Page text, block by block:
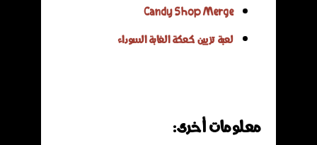
Candy Shop Merge
لعبة تزيين كعكة الغابة السوداء
معلومات أخرى: